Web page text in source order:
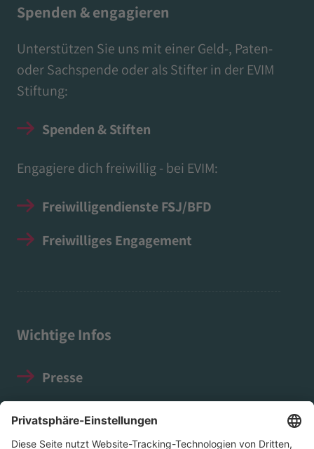
Spenden & engagieren
Unterstützen Sie uns mit einer Geld-, Paten-
oder Sachspende oder als Stifter in der EVIM
Stiftung:
Spenden & Stiften
Engagiere dich freiwillig - bei EVIM:
Freiwilligendienste FSJ/BFD
Freiwilliges Engagement
Wichtige Infos
Presse
Datenschutz